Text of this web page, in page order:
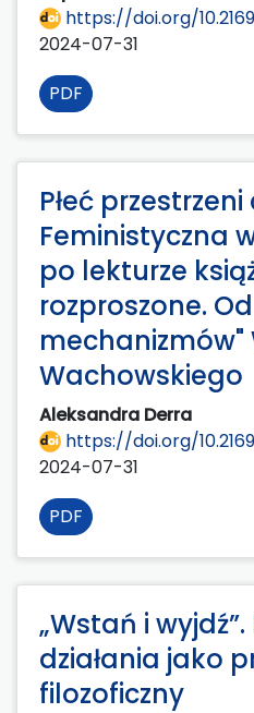
https://doi.org/
2024-07-31
PDF
Płeć
Feministyczna
po lekturze
rozproszone.
mechanizmów"
Wachowskiego
Aleksandra Derra
https://doi.org/
2024-07-31
PDF
„Wstań i
działania jako
filozoficzny